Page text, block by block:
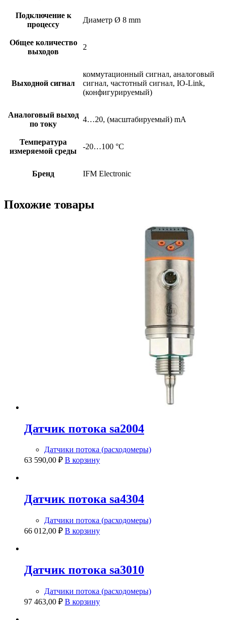
Подключение к
процессу
Диаметр Ø 8 mm
Общее количество
выходов
2
Выходной сигнал
коммутационный сигнал, аналоговый
сигнал, частотный сигнал, IO-Link,
(конфигурируемый)
Аналоговый выход
по току
4…20, (масштабируемый) mA
Температура
измеряемой среды
-20…100 °C
Бренд IFM Electronic
Похожие товары
Датчик потока sa2004
Датчики потока (расходомеры)
63 590,00 ₽ В корзину
Датчик потока sa4304
Датчики потока (расходомеры)
66 012,00 ₽ В корзину
Датчик потока sa3010
Датчики потока (расходомеры)
97 463,00 ₽ В корзину